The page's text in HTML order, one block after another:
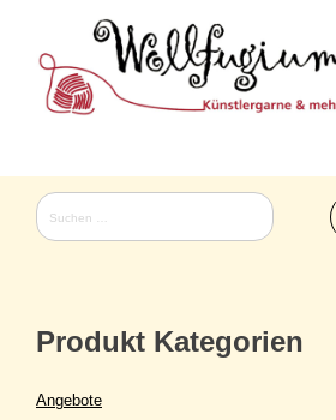
content
Suchen
nach:
Produkt Kategorien
Angebote